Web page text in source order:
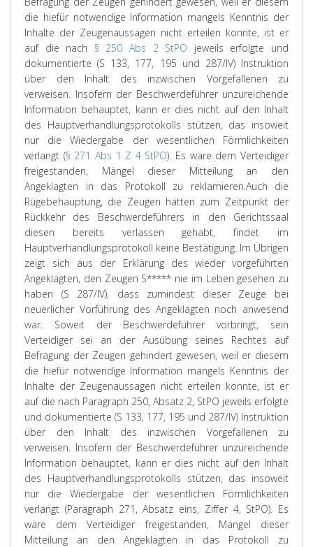
die hiefür notwendige Information mangels Kenntnis der
Inhalte der Zeugenaussagen nicht erteilen konnte, ist er
auf die nach § 250 Abs 2 StPO jeweils erfolgte und
dokumentierte (S 133, 177, 195 und 287/IV) Instruktion
über den Inhalt des inzwischen Vorgefallenen zu
verweisen. Insofern der Beschwerdeführer unzureichende
Information behauptet, kann er dies nicht auf den Inhalt
des Hauptverhandlungsprotokolls stützen, das insoweit
nur die Wiedergabe der wesentlichen Förmlichkeiten
verlangt (§ 271 Abs 1 Z 4 StPO). Es wäre dem Verteidiger
freigestanden, Mängel dieser Mitteilung an den
Angeklagten in das Protokoll zu reklamieren.Auch die
Rügebehauptung, die Zeugen hätten zum Zeitpunkt der
Rückkehr des Beschwerdeführers in den Gerichtssaal
diesen bereits verlassen gehabt, findet im
Hauptverhandlungsprotokoll keine Bestätigung. Im Übrigen
zeigt sich aus der Erklärung des wieder vorgeführten
Angeklagten, den Zeugen S***** nie im Leben gesehen zu
haben (S 287/IV), dass zumindest dieser Zeuge bei
neuerlicher Vorführung des Angeklagten noch anwesend
war. Soweit der Beschwerdeführer vorbringt, sein
Verteidiger sei an der Ausübung seines Rechtes auf
Befragung der Zeugen gehindert gewesen, weil er diesem
die hiefür notwendige Information mangels Kenntnis der
Inhalte der Zeugenaussagen nicht erteilen konnte, ist er
auf die nach Paragraph 250, Absatz 2, StPO jeweils erfolgte
und dokumentierte (S 133, 177, 195 und 287/IV) Instruktion
über den Inhalt des inzwischen Vorgefallenen zu
verweisen. Insofern der Beschwerdeführer unzureichende
Information behauptet, kann er dies nicht auf den Inhalt
des Hauptverhandlungsprotokolls stützen, das insoweit
nur die Wiedergabe der wesentlichen Förmlichkeiten
verlangt (Paragraph 271, Absatz eins, Ziffer 4, StPO). Es
wäre dem Verteidiger freigestanden, Mängel dieser
Mitteilung an den Angeklagten in das Protokoll zu